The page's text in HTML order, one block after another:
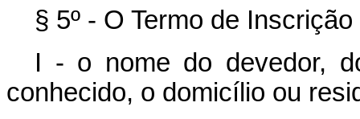
§ 5º - O Termo de
I - o nome do devedor,
conhecido, o domicílio ou